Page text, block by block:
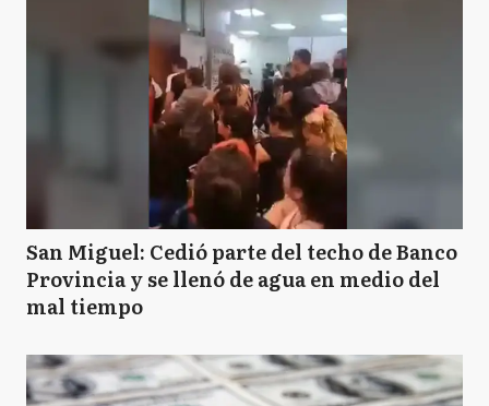
San Miguel: Cedió parte del techo de Banco
Provincia y se llenó de agua en medio del
mal tiempo